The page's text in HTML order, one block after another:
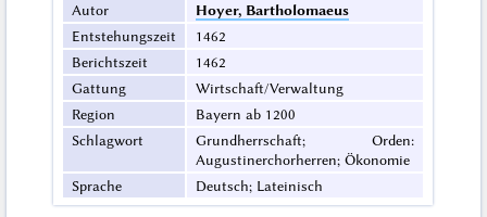
Autor
Hoyer, Bartholomaeus
Entstehungszeit
1462
Berichtszeit
1462
Gattung
Wirtschaft/Verwaltung
Region
Bayern ab 1200
Schlagwort
Grundherrschaft; Orden:
Augustinerchorherren; Ökonomie
Sprache
Deutsch; Lateinisch